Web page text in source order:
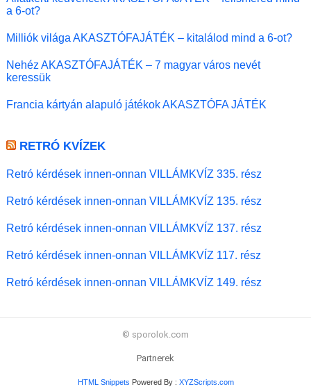
a 6-ot?
Milliók világa AKASZTÓFAJÁTÉK – kitalálod mind a 6-ot?
Nehéz AKASZTÓFAJÁTÉK – 7 magyar város nevét
keressük
Francia kártyán alapuló játékok AKASZTÓFA JÁTÉK
RETRÓ KVÍZEK
Retró kérdések innen-onnan VILLÁMKVÍZ 335. rész
Retró kérdések innen-onnan VILLÁMKVÍZ 135. rész
Retró kérdések innen-onnan VILLÁMKVÍZ 137. rész
Retró kérdések innen-onnan VILLÁMKVÍZ 117. rész
Retró kérdések innen-onnan VILLÁMKVÍZ 149. rész
© sporolok.com
Partnerek
HTML Snippets Powered By : XYZScripts.com